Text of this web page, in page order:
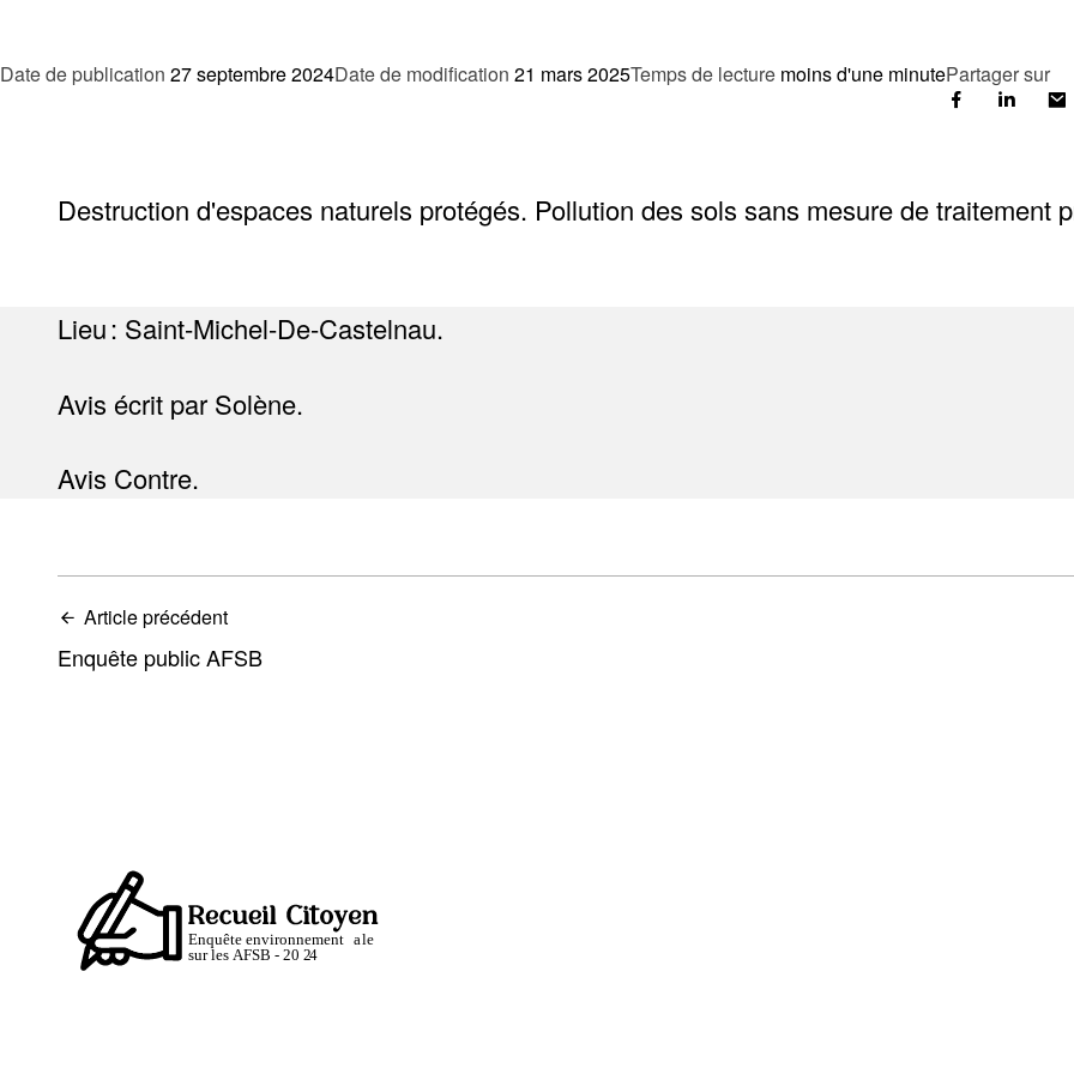
Date de publication 27 septembre 2024Date de modification 21 mars 2025Temps de lecture moins d'une minutePartager sur
Destruction d'espaces naturels protégés. Pollution des sols sans mesure de traitement
Lieu : Saint-Michel-De-Castelnau.
Avis écrit par Solène.
Avis Contre.
Article précédent
Enquête public AFSB